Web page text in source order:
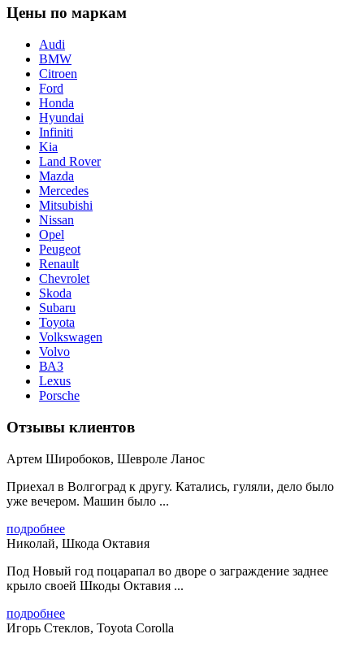
Цены по маркам
Audi
BMW
Citroen
Ford
Honda
Hyundai
Infiniti
Kia
Land Rover
Mazda
Mercedes
Mitsubishi
Nissan
Opel
Peugeot
Renault
Chevrolet
Skoda
Subaru
Toyota
Volkswagen
Volvo
ВАЗ
Lexus
Porsche
Отзывы клиентов
Артем Широбоков, Шевроле Ланос
Приехал в Волгоград к другу. Катались, гуляли, дело было
уже вечером. Машин было ...
подробнее
Николай, Шкода Октавия
Под Новый год поцарапал во дворе о заграждение заднее
крыло своей Шкоды Октавия ...
подробнее
Игорь Стеклов, Toyota Corolla